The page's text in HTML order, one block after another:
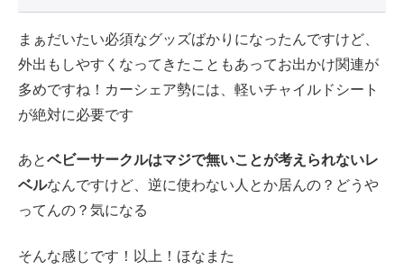
まぁだいたい必須なグッズばかりになったんですけど、
外出もしやすくなってきたこともあってお出かけ関連が
多めですね！カーシェア勢には、軽いチャイルドシート
が絶対に必要です
あとベビーサークルはマジで無いことが考えられないレ
ベルなんですけど、逆に使わない人とか居んの？どうや
ってんの？気になる
そんな感じです！以上！ほなまた